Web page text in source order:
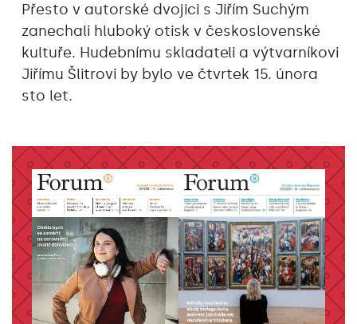
Přesto v autorské dvojici s Jiřím Suchým
zanechali hluboký otisk v československé
kultuře. Hudebnímu skladateli a výtvarníkovi
Jiřímu Šlitrovi by bylo ve čtvrtek 15. února
sto let.